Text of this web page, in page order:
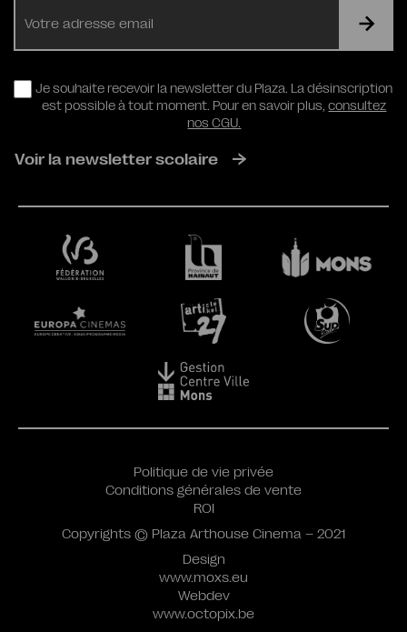
RGPD
Je souhaite recevoir la newsletter du Plaza. La désinscription
est possible à tout moment. Pour en savoir plus,consultez
nos CGU.
Voir la newsletter scolaire
Design
www.moxs.eu
Webdev
www.octopix.be
Politique de vie privée
Conditions générales de vente
ROI
Copyrights © Plaza Arthouse Cinema – 2021